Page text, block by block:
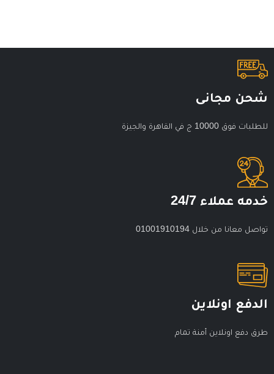
شحن مجانى
للطلبات فوق 10000 ج في القاهرة والجيزة
خدمه عملاء 24/7
تواصل معانا من خلال 01001910194
الدفع اونلاين
طرق دفع اونلاين أمنة تمام